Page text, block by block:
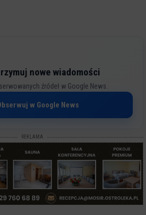
nowe wiadomości
źródeł w Google News.
w Google News
REKLAMA